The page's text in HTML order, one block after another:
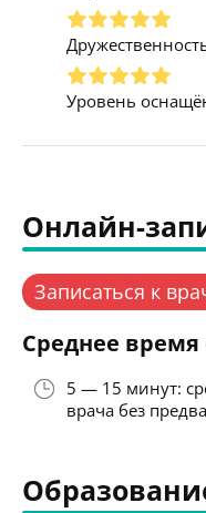
Уровень
Онлайн-
Записаться к
Среднее
5 — 15 минут:
врача без